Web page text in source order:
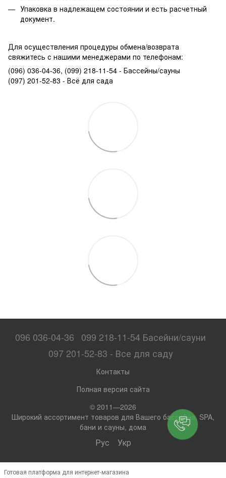
Упаковка в надлежащем состоянии и есть расчетный
документ.
Для осуществления процедуры обмена/возврата
свяжитесь с нашими менеджерами по телефонам:
(096) 036-04-36, (099) 218-11-54 - Бассейны/сауны
(097) 201-52-83 - Всё для сада
096 036-04-36
099 218-11-54 Басейни/сауни
097 201-52-83 - Все для саду
Контакты
Полная версия сайта
© 2011—2026
Широкий ассортимент товаров для Вашего бассейна, SPA,
бани и сауны, дома
Рус Укр
Готовая платформа для интернет-магазина